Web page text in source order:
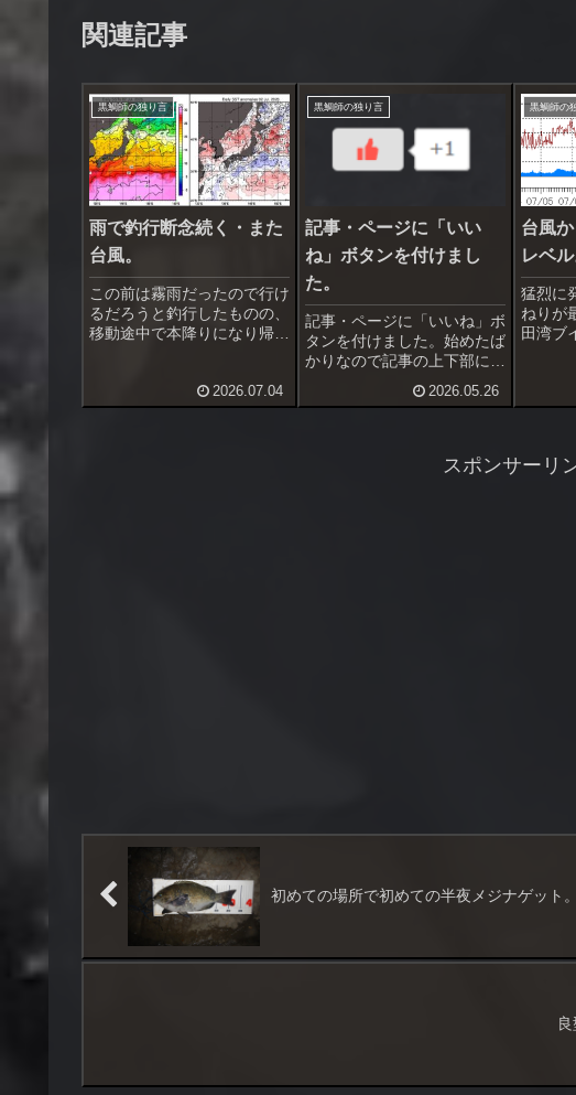
関連記事
黒鯛師の独り言
雨で釣行断念続く・また
台風。
この前は霧雨だったので行け
るだろうと釣行したものの、
移動途中で本降りになり帰っ
嫌になって釣行断念。天気予
報がまるで当たらず、困った
2026.07.04
黒鯛師の独り言
記事・ページに「いい
ね」ボタンを付けまし
た。
記事・ページに「いいね」ボ
タンを付けました。始めたば
かりなので記事の上下部に表
たら下部だけにするつもりで
すにはもう一度クリックで
す。ログイン（ユーザ登録）
2026.05.26
黒鯛師の
台風
レベル
猛烈に
ねりが
田湾ブ
ちゃ状
した方
報のみ
スポンサーリ
初めての場所で初めての半夜メジナゲット。